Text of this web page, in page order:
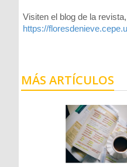
Visiten el blog de la
https://
MÁS ARTÍCULOS